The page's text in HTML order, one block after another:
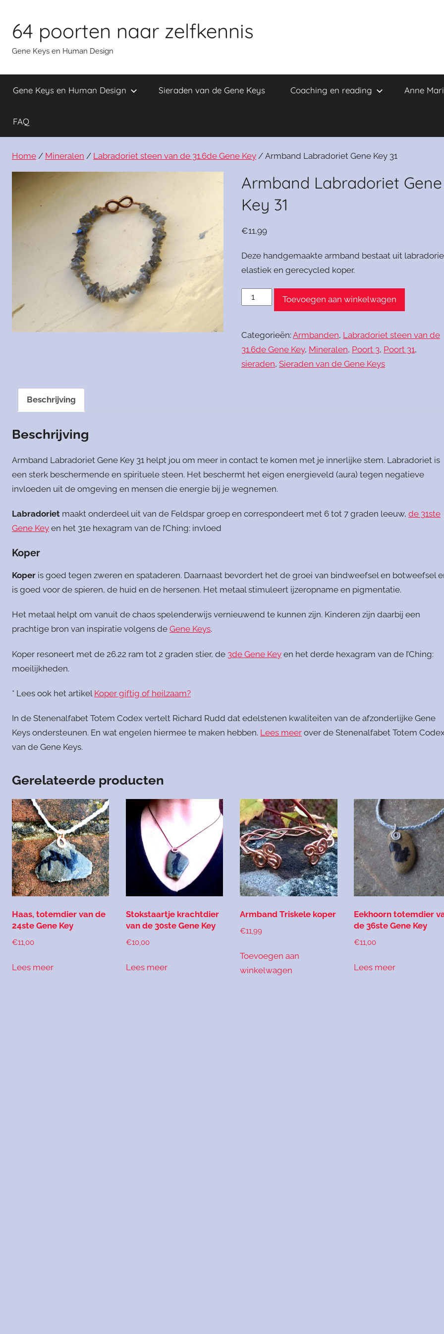
content
64 poorten naar zelfkennis
Gene Keys en Human Design
Gene Keys en Human Design Sieraden van de Gene Keys Coaching en reading Anne
FAQ
Home / Mineralen / Labradoriet steen van de 31.6de Gene Key / Armband Labradoriet Gene Key 31
Armband Labradoriet Gene
Key 31
€11,99
Deze handgemaakte armband bestaat uit
elastiek en gerecycled koper.
Armband
Labradoriet
Key
31
aantal
Toevoegen aan winkelwagen
Categorieën:Armbanden, Labradoriet steen van de
31.6de Gene Key, Mineralen, Poort 3, Poort 31,
sieraden,Sieraden van de Gene Keys
Beschrijving
Beschrijving
Armband Labradoriet Gene Key 31 helpt jou om meer in contact te komen met je innerlijke stem. Labradoriet is
een sterk beschermende en spirituele steen. Het beschermt het eigen energieveld (aura) tegen negatieve
invloeden uit de omgeving en mensen die energie bij je wegnemen.
Labradoriet maakt onderdeel uit van de Feldspar groep en correspondeert met 6 tot 7 graden leeuw, de 31ste
Gene Key en het 31e hexagram van de I’Ching: invloed
Koper
Koper is goed tegen zweren en spataderen. Daarnaast bevordert het de groei van bindweefsel en botweefsel
is goed voor de spieren, de huid en de hersenen. Het metaal stimuleert ijzeropname en pigmentatie.
Het metaal helpt om vanuit de chaos spelenderwijs vernieuwend te kunnen zijn. Kinderen zijn daarbij een
prachtige bron van inspiratie volgens de Gene Keys.
Koper resoneert met de 26.22 ram tot 2 graden stier, de 3de Gene Key en het derde hexagram van de I’Ching:
moeilijkheden.
* Lees ook het artikel Koper giftig of heilzaam?
In de Stenenalfabet Totem Codex vertelt Richard Rudd dat edelstenen kwaliteiten van de afzonderlijke Gene
Keys ondersteunen. En wat engelen hiermee te maken hebben. Lees meer over de Stenenalfabet Totem
van de Gene Keys.
Gerelateerde producten
Haas, totemdier van de
24ste Gene Key
€11,00
Lees meer
Stokstaartje krachtdier
van de 30ste Gene Key
€10,00
Lees meer
Armband Triskele koper
€11,99
Toevoegen aan
winkelwagen
Eekhoorn totemdier
de 36ste Gene Key
€11,00
Lees meer